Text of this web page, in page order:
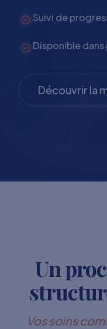
Suivi de
Disponible
Découvrir la
Un
Vos soins